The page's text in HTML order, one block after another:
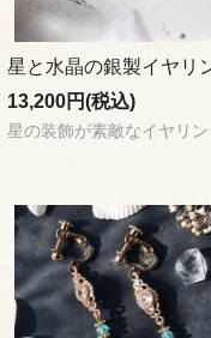
星と水晶の銀製イヤリ
13,200円(税込)
星の装飾が素敵なイヤリ